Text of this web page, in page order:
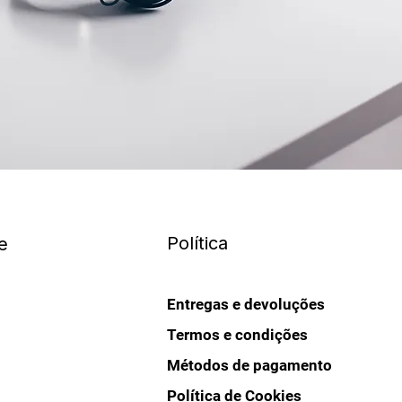
Política
Entregas e devoluções
Termos e condições
Métodos de pagamento
Política de Cookies